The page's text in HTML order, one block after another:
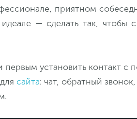
приятном
— сделать так, чтобы
установить контакт с
сайта: чат, обратный